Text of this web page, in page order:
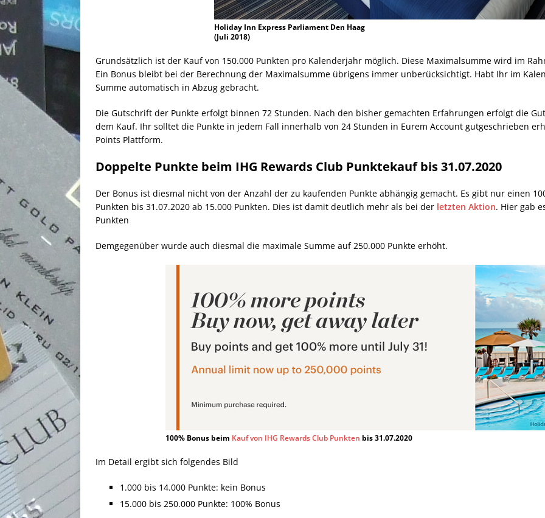
Holiday Inn Express Parliament Den Haag
(Juli 2018)
Grundsätzlich ist der Kauf von 150.000 Punkten pro Kalenderjahr möglich. Diese Maximalsumme wird im
Ein Bonus bleibt bei der Berechnung der Maximalsumme übrigens immer unberücksichtigt. Habt Ihr im
Summe automatisch in Abzug gebracht.
Die Gutschrift der Punkte erfolgt binnen 72 Stunden. Nach den bisher gemachten Erfahrungen erfolgt die
dem Kauf. Ihr solltet die Punkte in jedem Fall innerhalb von 24 Stunden in Eurem Account gutgeschrieben
Points Plattform.
Doppelte Punkte beim IHG Rewards Club Punktekauf bis 31.07.2020
Der Bonus ist diesmal nicht von der Anzahl der zu kaufenden Punkte abhängig gemacht. Es gibt nur einen
Punkten bis 31.07.2020 ab 15.000 Punkten. Dies ist damit deutlich mehr als bei der letzten Aktion. Hier gab
Punkten
Demgegenüber wurde auch diesmal die maximale Summe auf 250.000 Punkte erhöht.
100% Bonus beim Kauf von IHG Rewards Club Punkten bis 31.07.2020
Im Detail ergibt sich folgendes Bild
1.000 bis 14.000 Punkte: kein Bonus
15.000 bis 250.000 Punkte: 100% Bonus